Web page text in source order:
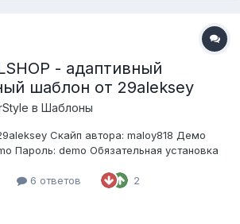
- адаптивный
шаблон от 29aleksey
в Шаблоны
Скайп автора: maloy818 Демо
Пароль: demo Обязательная установка
и модулей (Все эти модули есть
6 ответов 2